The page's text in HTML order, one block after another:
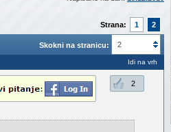
Strana: 1 2
Skokni na stranicu: 2
Idi na vrh
2